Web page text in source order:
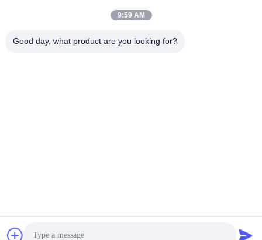
008613580404923
9:59 AM
Good day, what product are you looking for?